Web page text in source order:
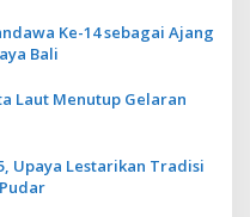
Ke-14 sebagai Ajang
Bali
Laut Menutup Gelaran
Upaya Lestarikan Tradisi